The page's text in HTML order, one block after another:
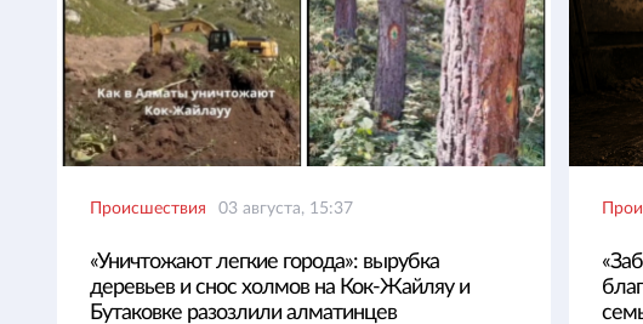
Происшествия 03 августа, 15:37
«Уничтожают легкие города»: вырубка
деревьев и снос холмов на Кок-Жайляу и
Бутаковке разозлили алматинцев